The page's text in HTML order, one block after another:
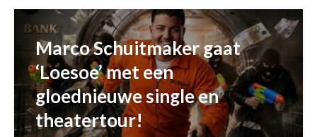
Marco Schuitmaker gaat
‘Loesoe’ met een
gloednieuwe single en
theatertour!